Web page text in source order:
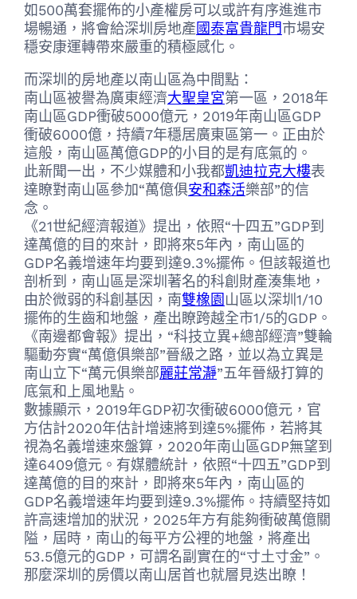
如500萬套擺佈的小產權房可以或許有序進進市
場暢通，將會給深圳房地產國泰富貴龍門市場安
穩安康運轉帶來嚴重的積極感化。
而深圳的房地產以南山區為中間點：
南山區被譽為廣東經濟大聖皇宮第一區，2018年
南山區GDP衝破5000億元，2019年南山區GDP
衝破6000億，持續7年穩居廣東區第一。正由於
這般，南山區萬億GDP的小目的是有底氣的。
此新聞一出，不少媒體和小我都凱迪拉克大樓表
達瞭對南山區參加“萬億俱安和森活樂部”的信
念。
《21世紀經濟報道》提出，依照“十四五”GDP到
達萬億的目的來計，即將來5年內，南山區的
GDP名義增速年均要到達9.3%擺佈。但該報道也
剖析到，南山區是深圳著名的科創財產湊集地，
由於微弱的科創基因，南雙橡園山區以深圳1/10
擺佈的生齒和地盤，產出瞭跨越全市1/5的GDP。
《南邊都會報》提出，“科技立異+總部經濟”雙輪
驅動夯實“萬億俱樂部”晉級之路，並以為立異是
南山立下“萬元俱樂部麗莊常瀞”五年晉級打算的
底氣和上風地點。
數據顯示，2019年GDP初次衝破6000億元，官
方估計2020年估計增速將到達5%擺佈，若將其
視為名義增速來盤算，2020年南山區GDP無望到
達6409億元。有媒體統計，依照“十四五”GDP到
達萬億的目的來計，即將來5年內，南山區的
GDP名義增速年均要到達9.3%擺佈。持續堅持如
許高速增加的狀況，2025年方有能夠衝破萬億關
隘，屆時，南山的每平方公裡的地盤，將產出
53.5億元的GDP，可謂名副實在的“寸土寸金”。
那麼深圳的房價以南山居首也就層見迭出瞭！